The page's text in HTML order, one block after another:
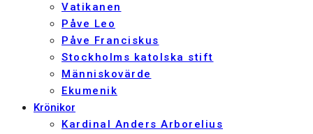
Vatikanen
Påve Leo
Påve Franciskus
Stockholms katolska stift
Människovärde
Ekumenik
Krönikor
Kardinal Anders Arborelius